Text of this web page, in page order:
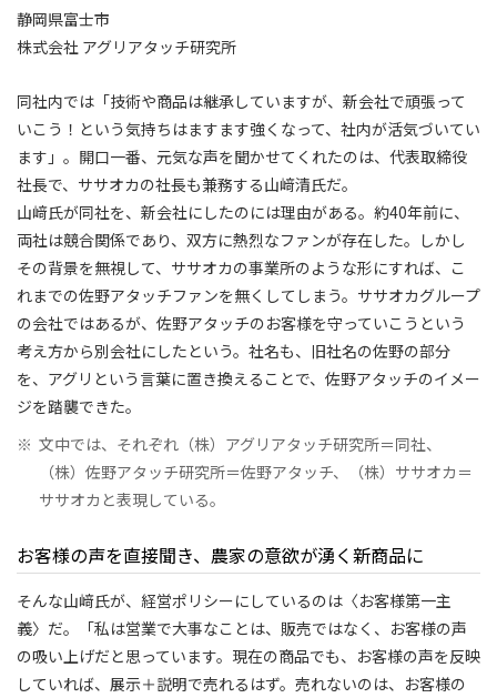
静岡県富士市
株式会社 アグリアタッチ研究所
同社内では「技術や商品は継承していますが、新会社で頑張って
いこう！という気持ちはますます強くなって、社内が活気づいてい
ます」。開口一番、元気な声を聞かせてくれたのは、代表取締役
社長で、ササオカの社長も兼務する山﨑清氏だ。
山﨑氏が同社を、新会社にしたのには理由がある。約40年前に、
両社は競合関係であり、双方に熱烈なファンが存在した。しかし
その背景を無視して、ササオカの事業所のような形にすれば、こ
れまでの佐野アタッチファンを無くしてしまう。ササオカグループ
の会社ではあるが、佐野アタッチのお客様を守っていこうという
考え方から別会社にしたという。社名も、旧社名の佐野の部分
を、アグリという言葉に置き換えることで、佐野アタッチのイメー
ジを踏襲できた。
※ 文中では、それぞれ（株）アグリアタッチ研究所＝同社、
（株）佐野アタッチ研究所＝佐野アタッチ、（株）ササオカ＝
ササオカと表現している。
お客様の声を直接聞き、農家の意欲が湧く新商品に
そんな山﨑氏が、経営ポリシーにしているのは〈お客様第一主
義〉だ。「私は営業で大事なことは、販売ではなく、お客様の声
の吸い上げだと思っています。現在の商品でも、お客様の声を反映
していれば、展示＋説明で売れるはず。売れないのは、お客様の